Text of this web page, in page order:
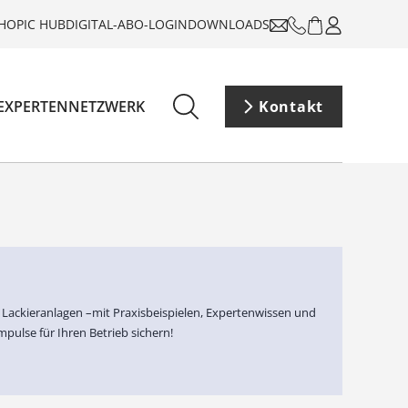
IC HUBDIGITAL-ABO-LOGINDOWNLOADS
Kontakt
Lackieranlagen –mit Praxisbeispielen, Expertenwissen und
für Ihren Betrieb sichern!